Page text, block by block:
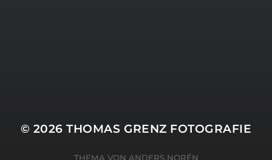
© 2026THOMAS GRENZ FOTOGRAFIE
THEMA VON ANDERS NORÉN